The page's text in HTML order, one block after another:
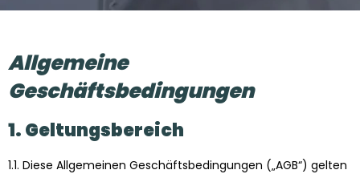
Allgemeine
Geschäftsbedingungen
1. Geltungsbereich
1.1. Diese Allgemeinen Geschäftsbedingungen („AGB“) gelten